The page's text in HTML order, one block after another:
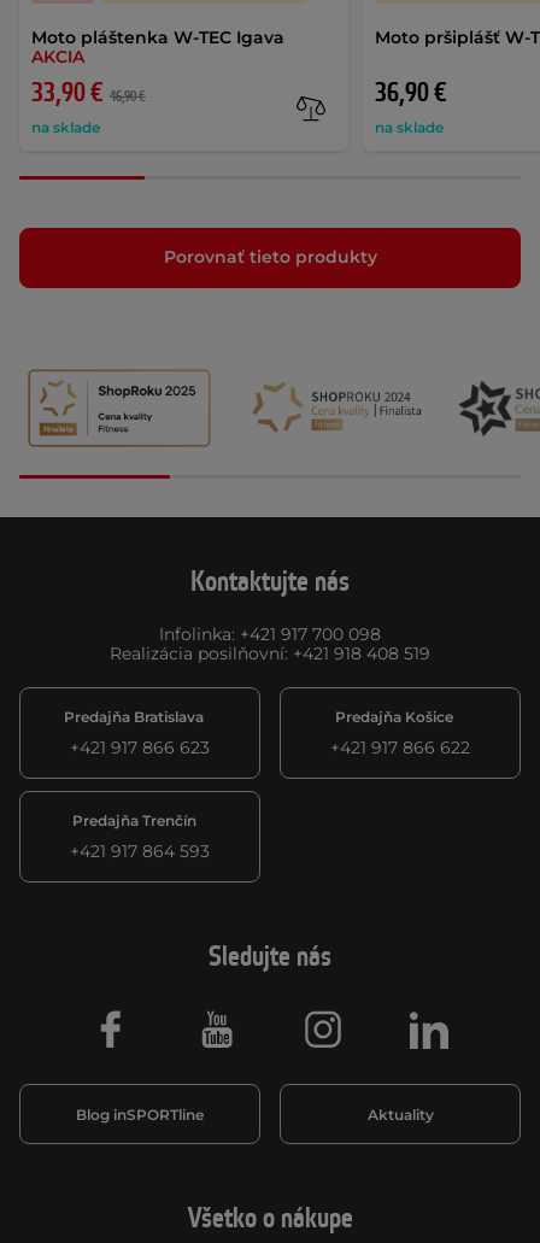
Moto pláštenka W-TEC Igava
AKCIA
33,90 € 46,90 €
na sklade
Moto pršiplášť W-
36,90 €
na sklade
Porovnať tieto produkty
Kontaktujte nás
Infolinka: +421 917 700 098
Realizácia posilňovní: +421 918 408 519
Predajňa Bratislava
+421 917 866 623
Predajňa Košice
+421 917 866 622
Predajňa Trenčín
+421 917 864 593
Všetko o nákupe
Sledujte nás
Blog inSPORTline Aktuality
Facebook Youtube Instagram LinkedIn